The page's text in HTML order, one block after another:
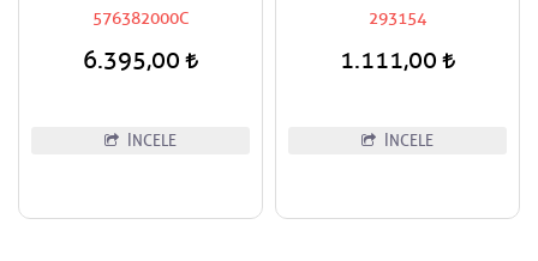
576382000C
6.395,00
İNCELE
293154
1.111,00
İNCELE